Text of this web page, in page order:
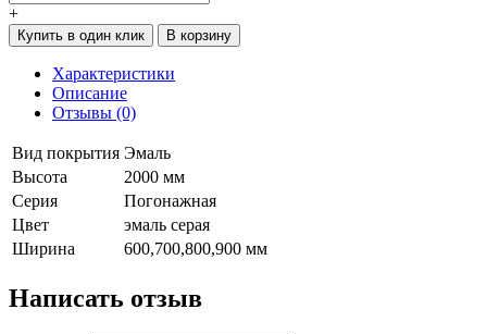
+
Купить в один клик В корзину
Характеристики
Описание
Отзывы (0)
Вид покрытия Эмаль
Высота
2000 мм
Серия
Погонажная
Цвет
эмаль серая
Ширина
600,700,800,900 мм
Написать отзыв